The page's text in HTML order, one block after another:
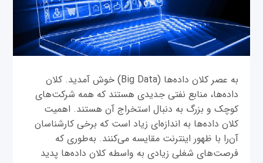
به عصر کلان داده‌ها (Big Data) خوش آمدید. کلان
داده‌ها، منابع نفتی جدیدی هستند که همه شرکت‌های
کوچک و بزرگ به دنبال استخراج آن هستند. اهمیت
کلان داده‌ها به اندازه‌ای زیاد است که برخی کارشناسان
آن‌را با ظهور اینترنت مقایسه می‌کنند. به‌طوری که
فرصت‌های شغلی زیادی به واسطه کلان داده‌ها پدید